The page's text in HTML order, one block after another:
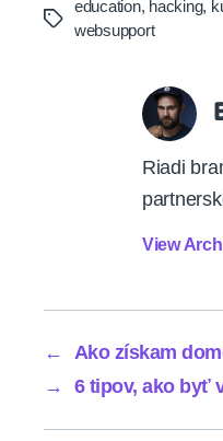
Tags
education, hacking,
websupport
Riadi
View
←
Ako získam
→
6 tipov, ako byť